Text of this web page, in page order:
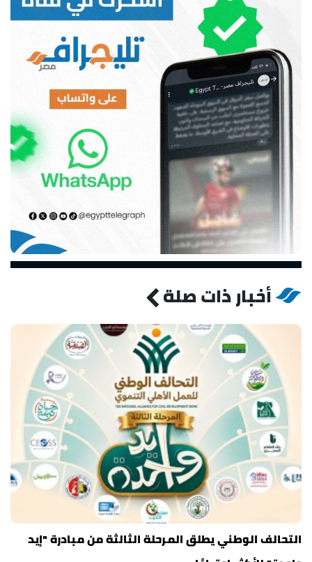
أخبار ذات صلة
التحالف الوطني يطلق المرحلة الثالثة من مبادرة "إيد